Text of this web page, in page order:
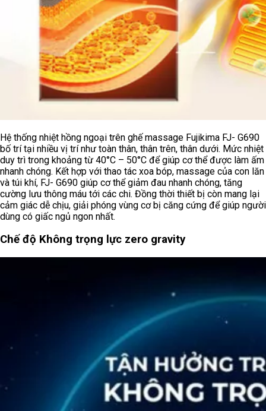
Hệ thống nhiệt hồng ngoại trên ghế massage Fujikima FJ- G690
bố trí tại nhiều vị trí như toàn thân, thân trên, thân dưới. Mức nhiệt
duy trì trong khoảng từ 40°C – 50°C để giúp cơ thể được làm ấm
nhanh chóng. Kết hợp với thao tác xoa bóp, massage của con lăn
và túi khí, FJ- G690 giúp cơ thể giảm đau nhanh chóng, tăng
cường lưu thông máu tới các chi. Đồng thời thiết bị còn mang lại
cảm giác dễ chịu, giải phóng vùng cơ bị căng cứng để giúp người
dùng có giấc ngủ ngon nhất.
Chế độ Không trọng lực zero gravity